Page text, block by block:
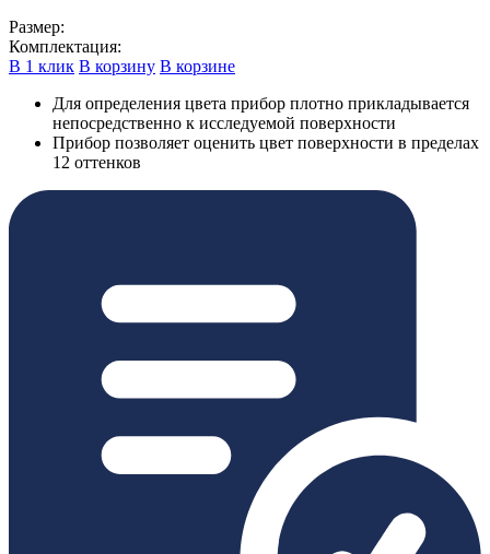
Размер:
Комплектация:
В 1 клик В корзину В корзине
Для определения цвета прибор плотно прикладывается
непосредственно к исследуемой поверхности
Прибор позволяет оценить цвет поверхности в пределах
12 оттенков